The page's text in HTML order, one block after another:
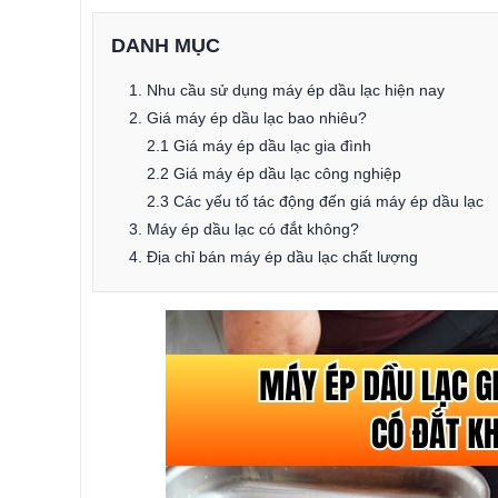
DANH MỤC
1. Nhu cầu sử dụng máy ép dầu lạc hiện nay
2. Giá máy ép dầu lạc bao nhiêu?
2.1 Giá máy ép dầu lạc gia đình
2.2 Giá máy ép dầu lạc công nghiệp
2.3 Các yếu tố tác động đến giá máy ép dầu lạc
3. Máy ép dầu lạc có đắt không?
4. Địa chỉ bán máy ép dầu lạc chất lượng